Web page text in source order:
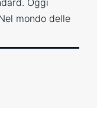
Oggi
mondo delle